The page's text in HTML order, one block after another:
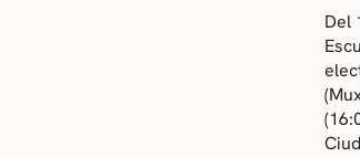
Del